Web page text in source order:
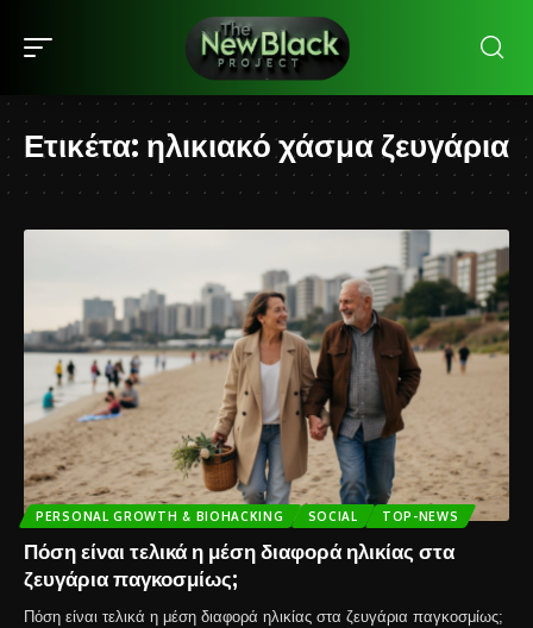
Ετικέτα: ηλικιακό χάσμα ζευγάρια
PERSONAL GROWTH & BIOHACKING SOCIAL TOP-NEWS
Πόση είναι τελικά η μέση διαφορά ηλικίας στα
ζευγάρια παγκοσμίως;
Πόση είναι τελικά η μέση διαφορά ηλικίας στα ζευγάρια παγκοσμίως;